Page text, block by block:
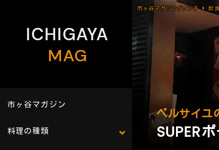
市ヶ谷マガジン
料理の種類
市ヶ谷マガジン/ランチ 飲
ベルサイユ
SUPER